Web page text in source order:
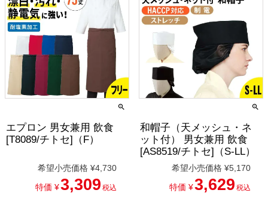
エプロン 男女兼用 飲食
[T8089/チトセ]（F）
希望小売価格 ¥4,730
特価 ¥3,309 税込
和帽子（天メッシュ・ネ
ット付） 男女兼用 飲食
[AS8519/チトセ]（S-LL）
希望小売価格 ¥5,170
特価 ¥3,629 税込